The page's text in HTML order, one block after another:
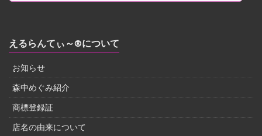
えるらんてぃ～®について
お知らせ
森中めぐみ紹介
商標登録証
店名の由来について